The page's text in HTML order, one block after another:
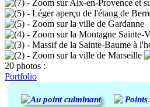
20 photos :
Portfolio